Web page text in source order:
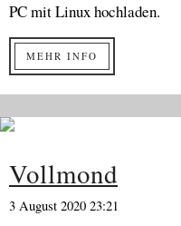
PC mit Linux hochladen.
MEHR INFO
Vollmond
3 August 2020 23:21